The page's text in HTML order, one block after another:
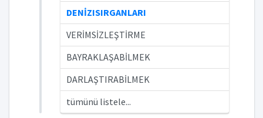
DENİZISIRGANLARI
VERİMSİZLEŞTİRME
BAYRAKLAŞABİLMEK
DARLAŞTIRABİLMEK
tümünü listele...